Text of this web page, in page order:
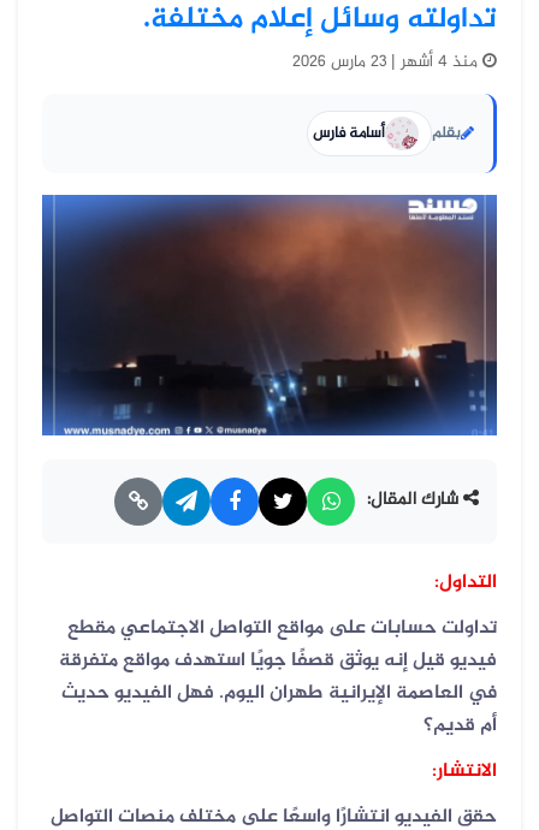
تداولته وسائل إعلام مختلفة.
منذ 4 أشهر | 23 مارس 2026
بقلم أسامة فارس
شارك المقال:
التداول:
تداولت حسابات على مواقع التواصل الاجتماعي مقطع
فيديو قيل إنه يوثق قصفًا جويًا استهدف مواقع متفرقة
في العاصمة الإيرانية طهران اليوم. فهل الفيديو حديث
أم قديم؟
الانتشار:
حقق الفيديو انتشارًا واسعًا على مختلف منصات التواصل